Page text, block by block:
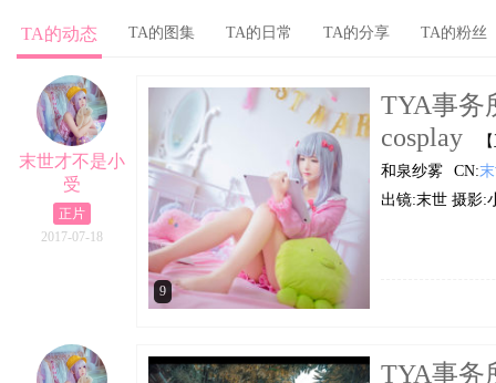
TA的动态 TA的图集 TA的日常 TA的分享 TA的粉丝
末世才不是小
受
正片
2017-07-18
9
TYA事务
cosplay
和泉纱雾
CN:
出镜:末世 摄影:
TYA事务